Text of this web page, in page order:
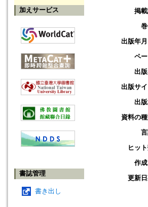
加えサービス
書誌管理
書き出し
掲
出版年月
ペ
出
出版サイ
出
資料の
ヒッ
作成
更新